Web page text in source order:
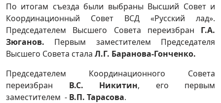
По итогам съезда были выбраны Высший Совет и
Координационный Совет ВСД «Русский лад».
Председателем Высшего Совета переизбран Г.А.
Зюганов. Первым заместителем Председателя
Высшего Совета стала Л.Г. Баранова-Гонченко.
Председателем Координационного Совета
переизбран В.С. Никитин, его первым
заместителем - В.П. Тарасова.